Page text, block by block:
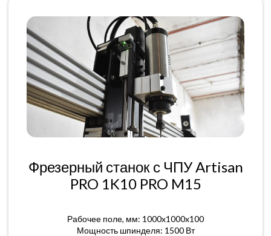
Фрезерный станок с ЧПУ Artisan
PRO 1K10 PRO M15
Рабочее поле, мм: 1000x1000x100
Мощность шпинделя: 1500 Вт